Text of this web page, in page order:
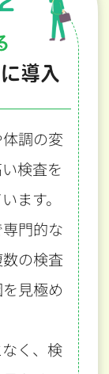
導入
調の変
検査を
ます。
門的な
の検査
見極め
く、検